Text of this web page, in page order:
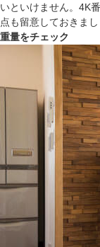
いといけません。4K
点も留意しておきまし
重量をチェック